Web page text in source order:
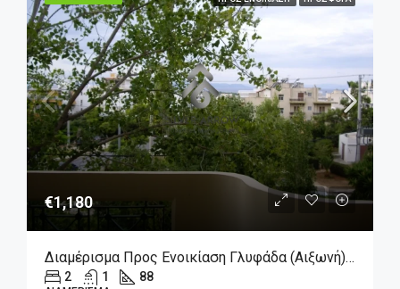
€1,180
Διαμέρισμα Προς Ενοικίαση Γλυφάδα (Αιξωνή), 1.180€, 88 Τ.μ.
2 1 88